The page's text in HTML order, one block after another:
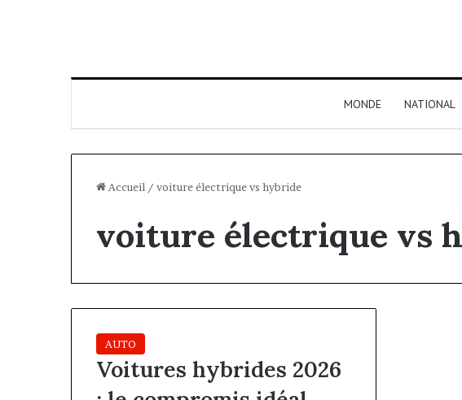
MONDE NATIONAL
Accueil / voiture électrique vs hybride
voiture électrique vs
AUTO
Voitures hybrides 2026